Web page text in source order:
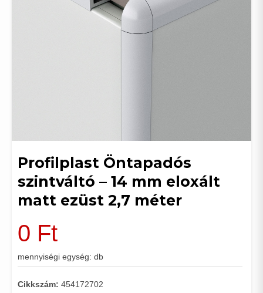
Profilplast Öntapadós
szintváltó – 14 mm eloxált
matt ezüst 2,7 méter
0 Ft
mennyiségi egység: db
Cikkszám: 454172702